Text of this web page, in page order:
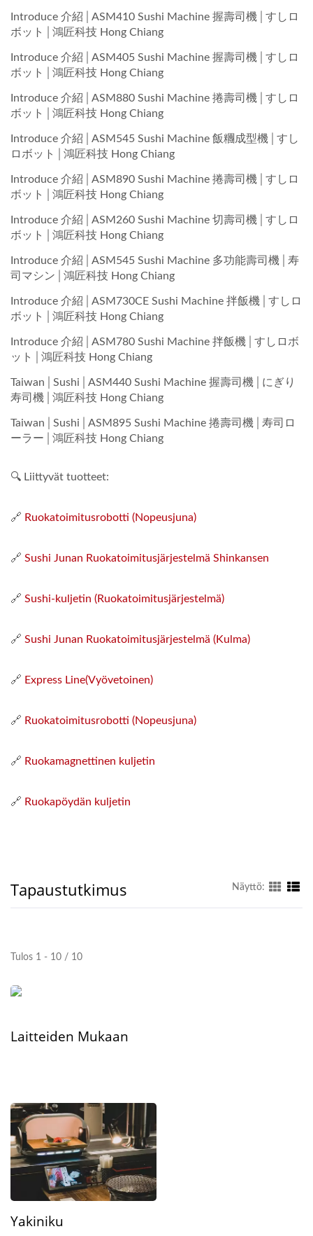
Introduce 介紹│ASM410 Sushi Machine 握壽司機│すしロ
ボット│鴻匠科技 Hong Chiang
Introduce 介紹│ASM405 Sushi Machine 握壽司機│すしロ
ボット│鴻匠科技 Hong Chiang
Introduce 介紹│ASM880 Sushi Machine 捲壽司機│すしロ
ボット│鴻匠科技 Hong Chiang
Introduce 介紹│ASM545 Sushi Machine 飯糰成型機│すし
ロボット│鴻匠科技 Hong Chiang
Introduce 介紹│ASM890 Sushi Machine 捲壽司機│すしロ
ボット│鴻匠科技 Hong Chiang
Introduce 介紹│ASM260 Sushi Machine 切壽司機│すしロ
ボット│鴻匠科技 Hong Chiang
Introduce 介紹│ASM545 Sushi Machine 多功能壽司機│寿
司マシン│鴻匠科技 Hong Chiang
Introduce 介紹│ASM730CE Sushi Machine 拌飯機│すしロ
ボット│鴻匠科技 Hong Chiang
Introduce 介紹│ASM780 Sushi Machine 拌飯機│すしロボ
ット│鴻匠科技 Hong Chiang
Taiwan│Sushi│ASM440 Sushi Machine 握壽司機│にぎり
寿司機│鴻匠科技 Hong Chiang
Taiwan│Sushi│ASM895 Sushi Machine 捲壽司機│寿司ロ
ーラー│鴻匠科技 Hong Chiang
🔍 Liittyvät tuotteet:
🔗 Ruokatoimitusrobotti (Nopeusjuna)
🔗 Sushi Junan Ruokatoimitusjärjestelmä Shinkansen
🔗 Sushi-kuljetin (Ruokatoimitusjärjestelmä)
🔗 Sushi Junan Ruokatoimitusjärjestelmä (Kulma)
🔗 Express Line(Vyövetoinen)
🔗 Ruokatoimitusrobotti (Nopeusjuna)
🔗 Ruokamagnettinen kuljetin
🔗 Ruokapöydän kuljetin
Tapaustutkimus Näyttö:
Tulos 1 - 10 / 10
Laitteiden Mukaan
Yakiniku